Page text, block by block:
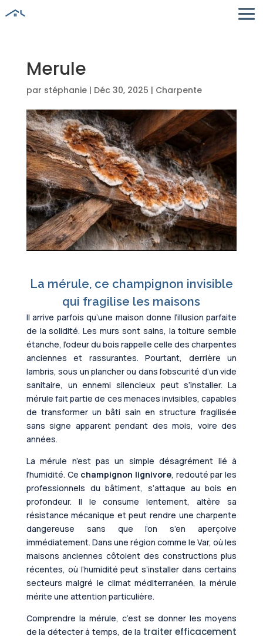
Merule
par stéphanie| Déc 30, 2025 | Charpente
La mérule, ce champignon invisible
qui fragilise les maisons
Il arrive parfois qu’une maison donne l’illusion parfaite
de la solidité. Les murs sont sains, la toiture semble
étanche, l’odeur du bois rappelle celle des charpentes
anciennes et rassurantes. Pourtant, derrière un
lambris, sous un plancher ou dans l’obscurité d’un vide
sanitaire, un ennemi silencieux peut s’installer. La
mérule fait partie de ces menaces invisibles, capables
de transformer un bâti sain en structure fragilisée
sans signe apparent pendant des mois, voire des
années.
La mérule n’est pas un simple désagrément lié à
l’humidité. Ce champignon lignivore, redouté par les
professionnels du bâtiment, s’attaque au bois en
profondeur. Il le consume lentement, altère sa
résistance mécanique et peut rendre une charpente
dangereuse sans que l’on s’en aperçoive
immédiatement. Dans une région comme le Var, où les
maisons anciennes côtoient des constructions plus
récentes, où l’humidité peut s’installer dans certains
secteurs malgré le climat méditerranéen, la mérule
mérite une attention particulière.
Comprendre la mérule, c’est se donner les moyens
de la détecter à temps, de la traiter efficacement